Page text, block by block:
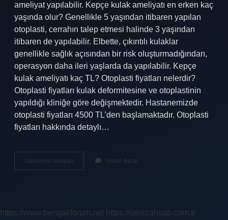
ameliyat yapılabilir. Kepçe kulak ameliyatı en erken kaç
yaşında olur? Genellikle 5 yaşından itibaren yapılan
otoplasti, cerrahın talep etmesi halinde 3 yaşından
itibaren de yapılabilir. Elbette, çıkıntılı kulaklar
genellikle sağlık açısından bir risk oluşturmadığından,
operasyon daha ileri yaşlarda da yapılabilir. Kepçe
kulak ameliyatı kaç TL? Otoplasti fiyatları nelerdir?
Otoplasti fiyatları kulak deformitesine ve otoplastinin
yapıldığı kliniğe göre değişmektedir. Hastanemizde
otoplasti fiyatları 4500 TL’den başlamaktadır. Otoplasti
fiyatları hakkında detaylı…
Devamını okuyun
Kulak
Yorum Bırak
https://www.bengaliforum.net https://denizahsap.com.tr